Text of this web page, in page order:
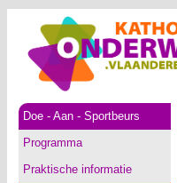
Doe - Aan - Sportbeurs
Programma
Praktische informatie